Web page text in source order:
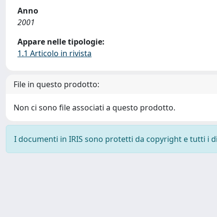
Anno
2001
Appare nelle tipologie:
1.1 Articolo in rivista
File in questo prodotto:
Non ci sono file associati a questo prodotto.
I documenti in IRIS sono protetti da copyright e tutti i